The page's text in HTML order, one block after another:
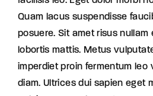
Quam lacus suspendisse
posuere. Sit amet risus
lobortis mattis. Metus
imperdiet proin fermentum leo
diam. Ultrices dui sapien eget